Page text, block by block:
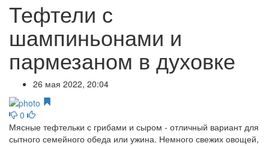
Тефтели с
шампиньонами и
пармезаном в духовке
26 мая 2022, 20:04
0
Мясные тефтельки с грибами и сыром - отличный вариант для
сытного семейного обеда или ужина. Немного свежих овощей,